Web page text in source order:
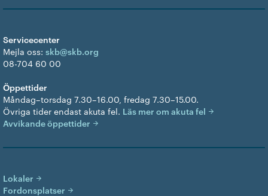
Servicecenter
Mejla oss: skb@skb.org
08-704 60 00
Öppettider
Måndag–torsdag 7.30–16.00, fredag 7.30–15.00.
Övriga tider endast akuta fel. Läs mer om akuta fel
Avvikande öppettider
Lokaler
Fordonsplatser